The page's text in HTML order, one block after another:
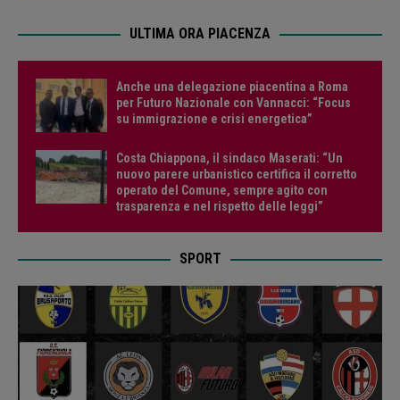
ULTIMA ORA PIACENZA
Anche una delegazione piacentina a Roma
per Futuro Nazionale con Vannacci: “Focus
su immigrazione e crisi energetica”
Costa Chiappona, il sindaco Maserati: “Un
nuovo parere urbanistico certifica il corretto
operato del Comune, sempre agito con
trasparenza e nel rispetto delle leggi”
SPORT